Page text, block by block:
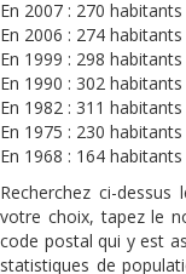
En 2007 : 270 habitants
En 2006 : 274 habitants
En 1999 : 298 habitants
En 1990 : 302 habitants
En 1982 : 311 habitants
En 1975 : 230 habitants
En 1968 : 164 habitants
Recherchez ci-
votre choix, tapez le
code postal qui y est
statistiques de